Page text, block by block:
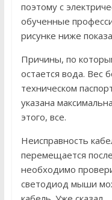
поэтому с
обученные
рисунке ниже
Причины, по
остается вода. Вес
техническом
указана
этого, все.
Неисправность
перемещается
необходимо
светодиод мыши